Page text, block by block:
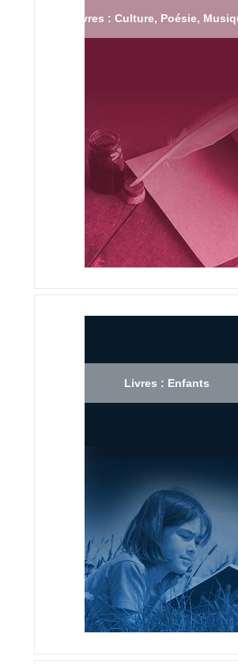
Livres : Culture, Poésie,
Livres : Enfants